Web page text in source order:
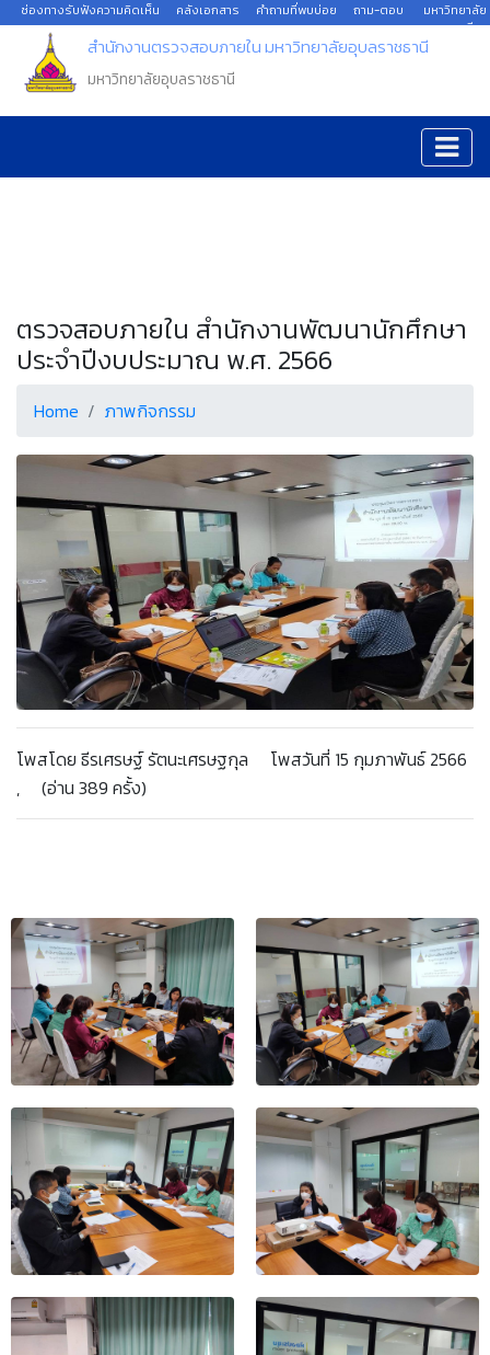
ช่องทางรับฟังความคิดเห็น คลังเอกสาร คำถามที่พบบ่อย ถาม-ตอบ
มหาวิทยาลัย
อุบลราชธานี
สำนักงานตรวจสอบภายใน มหาวิทยาลัยอุบลราชธานี
มหาวิทยาลัยอุบลราชธานี
ตรวจสอบภายใน สำนักงานพัฒนานักศึกษา
ประจำปีงบประมาณ พ.ศ. 2566
Home ภาพกิจกรรม
โพสโดย ธีรเศรษฐ์ รัตนะเศรษฐกุล โพสวันที่ 15 กุมภาพันธ์ 2566
, (อ่าน 389 ครั้ง)